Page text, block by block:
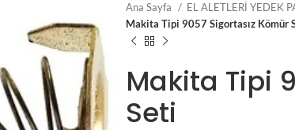
Ana Sayfa EL ALETLERİ YEDEK
Makita Tipi 9057 Sigortasız Kömür
Makita Tipi
Seti